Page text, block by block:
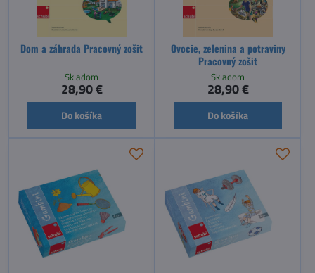
Dom a záhrada Pracovný zošit
Skladom
28,90 €
Do košíka
Ovocie, zelenina a potraviny
Pracovný zošit
Skladom
28,90 €
Do košíka